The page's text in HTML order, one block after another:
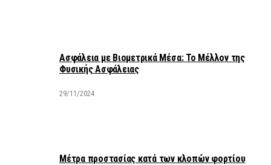
Ασφάλεια με Βιομετρικά Μέσα: Το Μέλλον της
Φυσικής Ασφάλειας
29/11/2024
Μέτρα προστασίας κατά των κλοπών φορτίου